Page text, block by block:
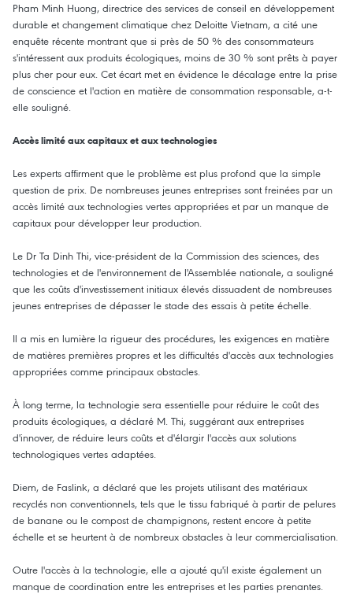
Pham Minh Huong, directrice des services de conseil en développement
durable et changement climatique chez Deloitte Vietnam, a cité une
enquête récente montrant que si près de 50 % des consommateurs
s'intéressent aux produits écologiques, moins de 30 % sont prêts à payer
plus cher pour eux. Cet écart met en évidence le décalage entre la prise
de conscience et l'action en matière de consommation responsable, a-t-
elle souligné.
Accès limité aux capitaux et aux technologies
Les experts affirment que le problème est plus profond que la simple
question de prix. De nombreuses jeunes entreprises sont freinées par un
accès limité aux technologies vertes appropriées et par un manque de
capitaux pour développer leur production.
Le Dr Ta Dinh Thi, vice-président de la Commission des sciences, des
technologies et de l'environnement de l'Assemblée nationale, a souligné
que les coûts d'investissement initiaux élevés dissuadent de nombreuses
jeunes entreprises de dépasser le stade des essais à petite échelle.
Il a mis en lumière la rigueur des procédures, les exigences en matière
de matières premières propres et les difficultés d'accès aux technologies
appropriées comme principaux obstacles.
À long terme, la technologie sera essentielle pour réduire le coût des
produits écologiques, a déclaré M. Thi, suggérant aux entreprises
d'innover, de réduire leurs coûts et d'élargir l'accès aux solutions
technologiques vertes adaptées.
Diem, de Faslink, a déclaré que les projets utilisant des matériaux
recyclés non conventionnels, tels que le tissu fabriqué à partir de pelures
de banane ou le compost de champignons, restent encore à petite
échelle et se heurtent à de nombreux obstacles à leur commercialisation.
Outre l'accès à la technologie, elle a ajouté qu'il existe également un
manque de coordination entre les entreprises et les parties prenantes.